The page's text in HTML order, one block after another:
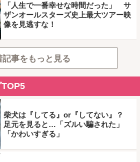
「人生で一番幸せな時間だった」 サ
ザンオールスターズ史上最大ツアー映
像を見逃すな！
記事をもっと見る
柴犬は『してる』or『してない』？
足元を見ると…「ズルい騙された」
「かわいすぎる」